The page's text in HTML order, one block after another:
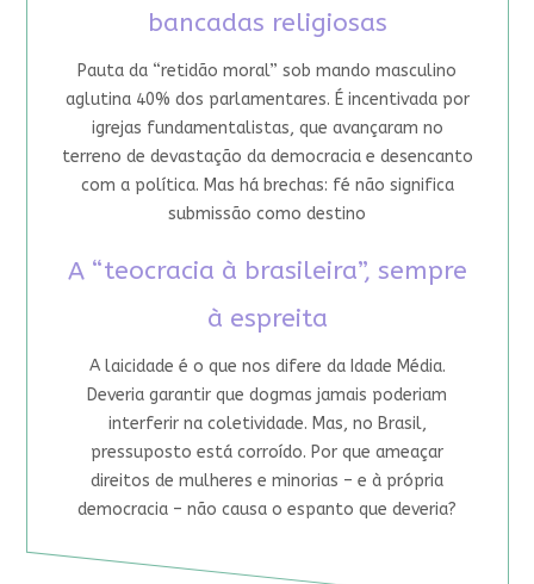
bancadas religiosas
Pauta da “retidão moral” sob mando masculino
aglutina 40% dos parlamentares. É incentivada por
igrejas fundamentalistas, que avançaram no
terreno de devastação da democracia e desencanto
com a política. Mas há brechas: fé não significa
submissão como destino
A “teocracia à brasileira”, sempre
à espreita
A laicidade é o que nos difere da Idade Média.
Deveria garantir que dogmas jamais poderiam
interferir na coletividade. Mas, no Brasil,
pressuposto está corroído. Por que ameaçar
direitos de mulheres e minorias – e à própria
democracia – não causa o espanto que deveria?